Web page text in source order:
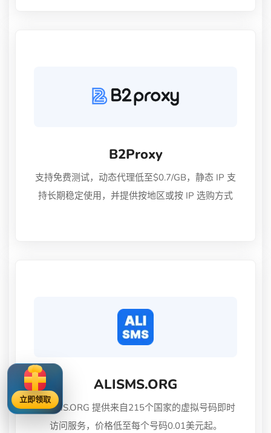
B2Proxy
支持免费测试，动态代理低至$0.7/GB，静态 IP 支
持长期稳定使用，并提供按地区或按 IP 选购方式
ALISMS.ORG
ALISMS.ORG 提供来自215个国家的虚拟号码即时
访问服务，价格低至每个号码0.01美元起。
立即领取